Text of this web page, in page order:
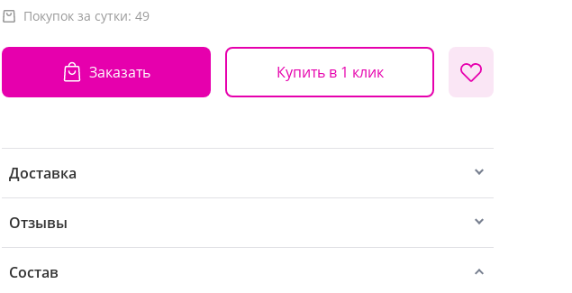
Покупок за сутки: 49
Заказать Купить в 1 клик
Доставка
Отзывы
Состав